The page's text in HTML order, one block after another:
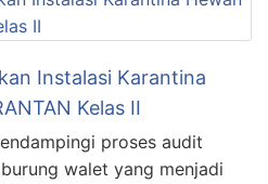
Instalasi Karantina
Kelas II
proses audit
walet yang menjadi